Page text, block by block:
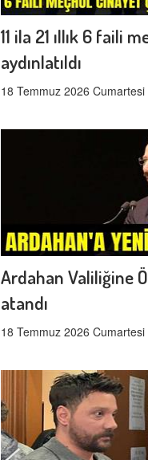
11 ila 21 ıllık 6 faili
aydınlatıldı
18 Temmuz 2026 Cumartesi
Ardahan Valiliğine
atandı
18 Temmuz 2026 Cumartesi